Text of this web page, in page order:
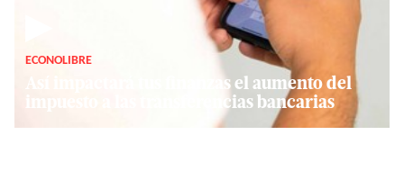
ECONOLIBRE
Así impactará tus finanzas el aumento del
impuesto a las transferencias bancarias